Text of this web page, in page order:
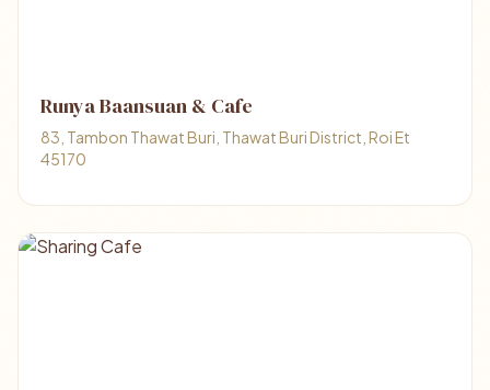
Runya Baansuan & Cafe
83, Tambon Thawat Buri, Thawat Buri District, Roi Et
45170